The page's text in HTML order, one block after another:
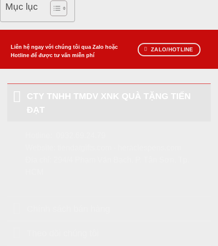
Mục lục
Liên hệ ngay với chúng tôi qua Zalo hoặc
Hotline để được tư vấn miễn phí
ZALO/HOTLINE
CTY TNHH TMDV XNK QUÀ TẶNG TIẾN
ĐẠT